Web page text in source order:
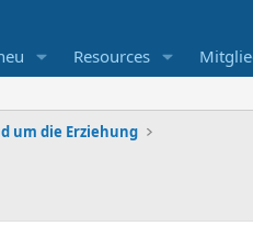
Resources
um die Erziehung